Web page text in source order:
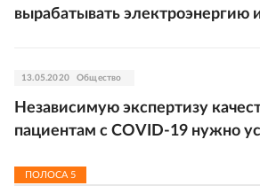
вырабатывать электроэнергию
13.05.2020 Общество
Независимую экспертизу
пациентам c COVID-19 нужно
ПОЛОСА 5